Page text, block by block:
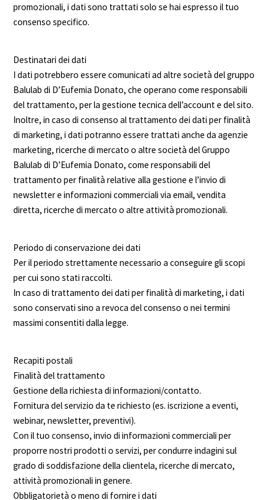
promozionali, i dati sono trattati solo se hai espresso il tuo
consenso specifico.
Destinatari dei dati
I dati potrebbero essere comunicati ad altre società del gruppo
Balulab di D’Eufemia Donato, che operano come responsabili
del trattamento, per la gestione tecnica dell’account e del sito.
Inoltre, in caso di consenso al trattamento dei dati per finalità
di marketing, i dati potranno essere trattati anche da agenzie
marketing, ricerche di mercato o altre società del Gruppo
Balulab di D’Eufemia Donato, come responsabili del
trattamento per finalità relative alla gestione e l’invio di
newsletter e informazioni commerciali via email, vendita
diretta, ricerche di mercato o altre attività promozionali.
Periodo di conservazione dei dati
Per il periodo strettamente necessario a conseguire gli scopi
per cui sono stati raccolti.
In caso di trattamento dei dati per finalità di marketing, i dati
sono conservati sino a revoca del consenso o nei termini
massimi consentiti dalla legge.
Recapiti postali
Finalità del trattamento
Gestione della richiesta di informazioni/contatto.
Fornitura del servizio da te richiesto (es. iscrizione a eventi,
webinar, newsletter, preventivi).
Con il tuo consenso, invio di informazioni commerciali per
proporre nostri prodotti o servizi, per condurre indagini sul
grado di soddisfazione della clientela, ricerche di mercato,
attività promozionali in genere.
Obbligatorietà o meno di fornire i dati